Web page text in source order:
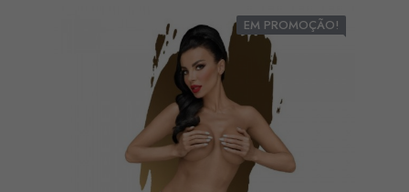
EM PROMOÇÃO!